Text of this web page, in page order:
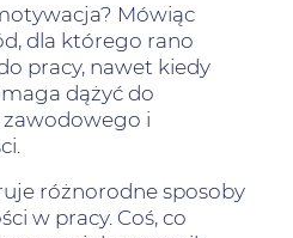
Mówiąc
dla którego rano
pracy, nawet kiedy
dążyć do
i
różnorodne sposoby
w pracy. Coś, co